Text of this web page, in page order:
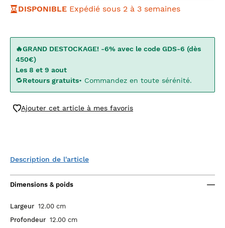
DISPONIBLE Expédié sous 2 à 3 semaines
🔥GRAND DESTOCKAGE! -6% avec le code GDS-6 (dès
450€)
Les 8 et 9 aout
🔁Retours gratuits• Commandez en toute sérénité.
Ajouter cet article à mes favoris
Description de l'article
Dimensions & poids
Largeur 12.00 cm
Profondeur 12.00 cm